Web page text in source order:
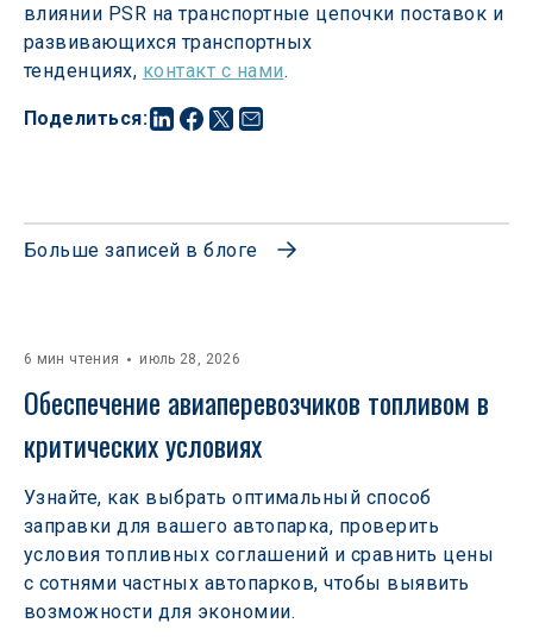
Поделиться:
влиянии PSR на транспортные цепочки поставок и
развивающихся транспортных
тенденциях, контакт с нами.
Больше записей в блоге
6 мин чтения июль 28, 2026
Обеспечение авиаперевозчиков топливом в
критических условиях
Узнайте, как выбрать оптимальный способ
заправки для вашего автопарка, проверить
условия топливных соглашений и сравнить цены
с сотнями частных автопарков, чтобы выявить
возможности для экономии.